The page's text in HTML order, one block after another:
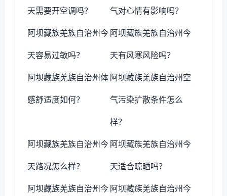
天需要开空调吗？ 气对心情有影响吗？
阿坝藏族羌族自治州今
天容易过敏吗？
阿坝藏族羌族自治州今
天有风寒风险吗？
阿坝藏族羌族自治州体
感舒适度如何？
阿坝藏族羌族自治州空
气污染扩散条件怎么
样？
阿坝藏族羌族自治州今
天路况怎么样？
阿坝藏族羌族自治州今
天适合晾晒吗？
阿坝藏族羌族自治州今 阿坝藏族羌族自治州今